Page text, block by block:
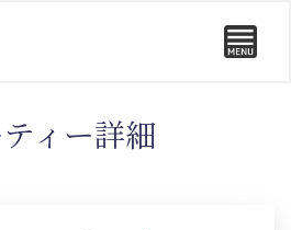
ィー詳細